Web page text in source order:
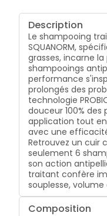
Description
Le shampooing
SQUANORM,
grasses, incarne
shampooings
performance
prolongés des
technologie
douceur 100% des
application tout
avec une
Retrouvez un cuir
seulement 6
son action
traitant confère
souplesse,
Composition